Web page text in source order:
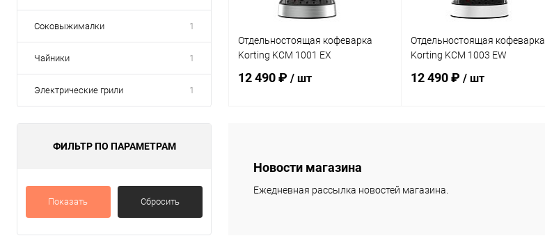
Соковыжималки 1
Чайники 1
Электрические грили 1
ФИЛЬТР ПО ПАРАМЕТРАМ
Показать Сбросить
Отдельностоящая кофеварка
Korting KCM 1001 EX
12 490 ₽ / шт
Купить в 1 клик Сравнение
В избранное В наличии
Отдельностоящая кофеварка
Korting KCM 1003 EW
12 490 ₽ / шт
В избранное
Новости магазина
Ежедневная рассылка новостей магазина.